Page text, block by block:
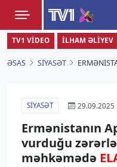
TV1
Zamanı
TV1 VIDEO İLHAM ƏLIYEV
ƏSAS SIYASƏT
SIYASƏT 29.09.2025
Ermənistanın
vurduğu
məhkəmədə